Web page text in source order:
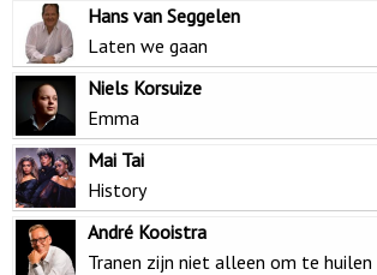
Hans van Seggelen
Laten we gaan
Niels Korsuize
Emma
Mai Tai
History
André Kooistra
Tranen zijn niet alleen om te huilen